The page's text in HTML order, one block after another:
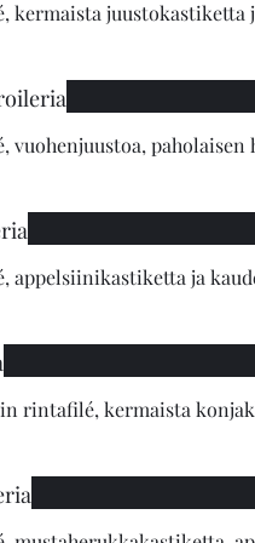
kermaista juustokastiketta
ja
rintafilé, kermaista